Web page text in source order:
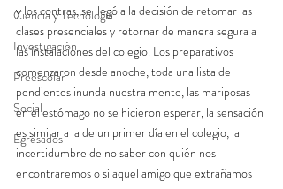
Ciencia y Tecnología
Investigación
Preescolar
Social
Egresados
y los contras, se llegó a la decisión de retomar las
clases presenciales y retornar de manera segura a
las instalaciones del colegio. Los preparativos
comenzaron desde anoche, toda una lista de
pendientes inunda nuestra mente, las mariposas
en el estómago no se hicieron esperar, la sensación
es similar a la de un primer día en el colegio, la
incertidumbre de no saber con quién nos
encontraremos o si aquel amigo que extrañamos